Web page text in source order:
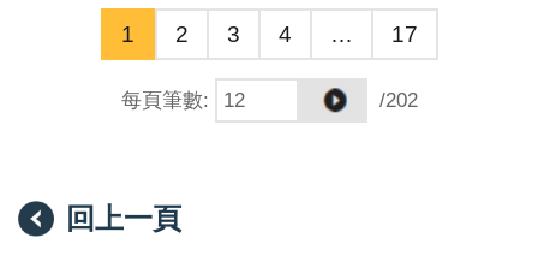
素酶（DUB）等泛素化修飾系統。泛素與泛素類似修飾
系統的酵素本身即為近年最受關注的藥物標的家族之
子，但其價值必須經由蛋白質表現與純化、生物物理定
量、生化重組反應與結構解析逐一檢證。計算設計平台
1 2 3 4 … 17
每頁筆數: /202
回上一頁